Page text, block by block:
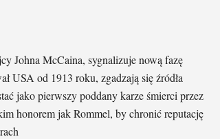
Johna McCaina, sygnalizuje nową fazę
USA od 1913 roku, zgadzają się źródła
jako pierwszy poddany karze śmierci przez
honorem jak Rommel, by chronić reputację